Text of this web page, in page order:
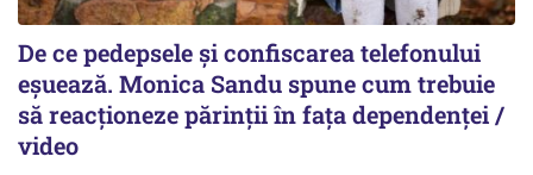
De ce pedepsele și confiscarea telefonului
eșuează. Monica Sandu spune cum trebuie
să reacționeze părinții în fața dependenței /
video